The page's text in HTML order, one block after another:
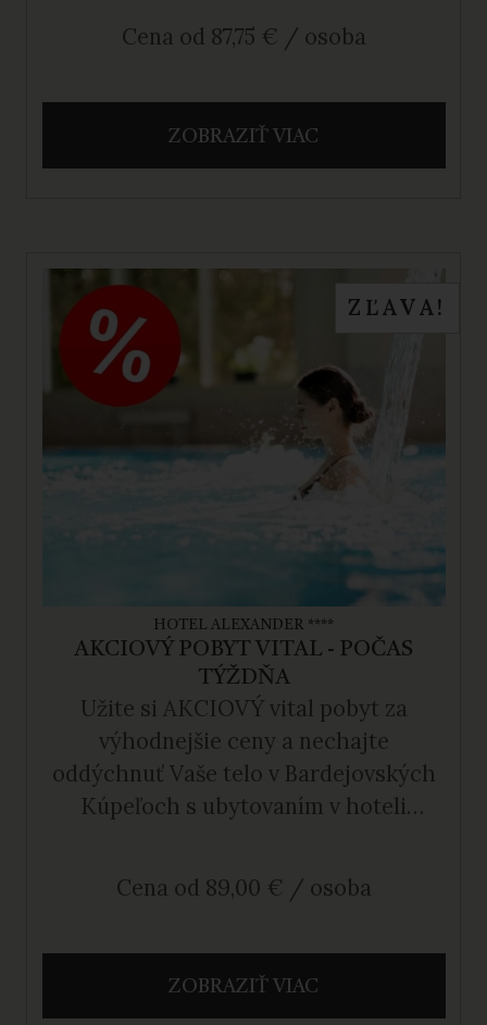
Cena od 87,75 € / osoba
ZOBRAZIŤ VIAC
ZĽAVA!
HOTEL ALEXANDER ****
AKCIOVÝ POBYT VITAL - POČAS
TÝŽDŇA
Užite si AKCIOVÝ vital pobyt za
výhodnejšie ceny a nechajte
oddýchnuť Vaše telo v Bardejovských
Kúpeľoch s ubytovaním v hoteli
Cena od 89,00 € / osoba
ZOBRAZIŤ VIAC